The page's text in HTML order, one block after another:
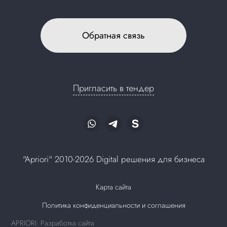
Обратная связь
Пригласить в тендер
"Apriori" 2010-2026 Digital решения для бизнеса
Карта сайта
Политика конфиденциальности и соглашения
APRIORI: Разработка сайта